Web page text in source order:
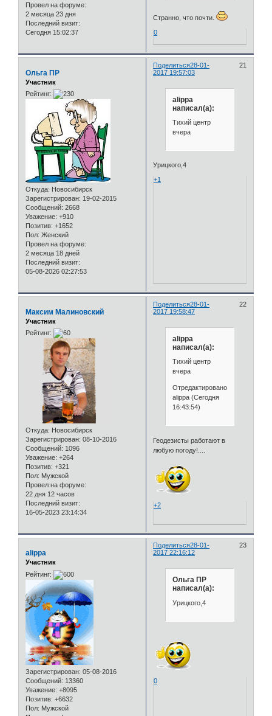
Провел на форуме:
2 месяца 23 дня
Последний визит:
Сегодня 15:02:37
Странно, что почти.
0
Поделиться 21
28-01-
2017 19:57:03
Ольга ПР
Участник
Рейтинг:
Откуда: Новосибирск
Зарегистрирован: 19-02-2015
Сообщений: 2668
Уважение: +910
Позитив: +1652
Пол: Женский
Провел на форуме:
2 месяца 18 дней
Последний визит:
05-08-2026 02:27:53
alippa
написал(а):
Тихий центр
вчера
Урицкого,4
+1
Поделиться 22
28-01-
2017 19:58:47
Максим Малиновский
Участник
Рейтинг:
Откуда: Новосибирск
Зарегистрирован: 08-10-2016
Сообщений: 1096
Уважение: +264
Позитив: +321
Пол: Мужской
Провел на форуме:
22 дня 12 часов
Последний визит:
16-05-2023 23:14:34
alippa
написал(а):
Тихий центр
вчера
Отредактировано
alippa (Сегодня
16:43:54)
Геодезисты работают в
любую погоду!....
+2
Поделиться 23
28-01-
2017 22:16:12
alippa
Участник
Рейтинг:
Зарегистрирован: 05-08-2016
Сообщений: 13360
Уважение: +8095
Позитив: +6632
Пол: Мужской
Ольга ПР
написал(а):
Урицкого,4
0